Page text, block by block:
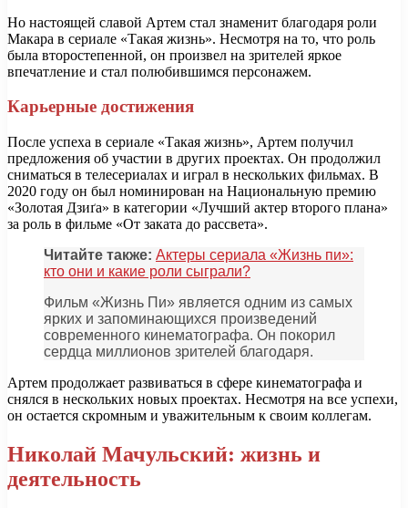
Но настоящей славой Артем стал знаменит благодаря роли
Макара в сериале «Такая жизнь». Несмотря на то, что роль
была второстепенной, он произвел на зрителей яркое
впечатление и стал полюбившимся персонажем.
Карьерные достижения
После успеха в сериале «Такая жизнь», Артем получил
предложения об участии в других проектах. Он продолжил
сниматься в телесериалах и играл в нескольких фильмах. В
2020 году он был номинирован на Национальную премию
«Золотая Дзиґа» в категории «Лучший актер второго плана»
за роль в фильме «От заката до рассвета».
Читайте также: Актеры сериала «Жизнь пи»:
кто они и какие роли сыграли?
Фильм «Жизнь Пи» является одним из самых
ярких и запоминающихся произведений
современного кинематографа. Он покорил
сердца миллионов зрителей благодаря.
Артем продолжает развиваться в сфере кинематографа и
снялся в нескольких новых проектах. Несмотря на все успехи,
он остается скромным и уважительным к своим коллегам.
Николай Мачульский: жизнь и
деятельность